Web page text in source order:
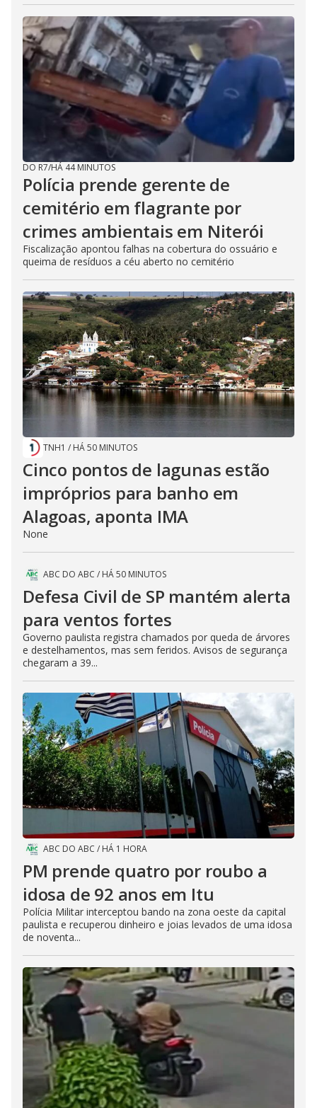
DO R7/HÁ 44 MINUTOS
Polícia prende gerente de
cemitério em flagrante por
crimes ambientais em Niterói
Fiscalização apontou falhas na cobertura do ossuário e
queima de resíduos a céu aberto no cemitério
TNH1 / HÁ 50 MINUTOS
Cinco pontos de lagunas estão
impróprios para banho em
Alagoas, aponta IMA
None
ABC DO ABC / HÁ 50 MINUTOS
Defesa Civil de SP mantém alerta
para ventos fortes
Governo paulista registra chamados por queda de árvores
e destelhamentos, mas sem feridos. Avisos de segurança
chegaram a 39...
ABC DO ABC / HÁ 1 HORA
PM prende quatro por roubo a
idosa de 92 anos em Itu
Polícia Militar interceptou bando na zona oeste da capital
paulista e recuperou dinheiro e joias levados de uma idosa
de noventa...